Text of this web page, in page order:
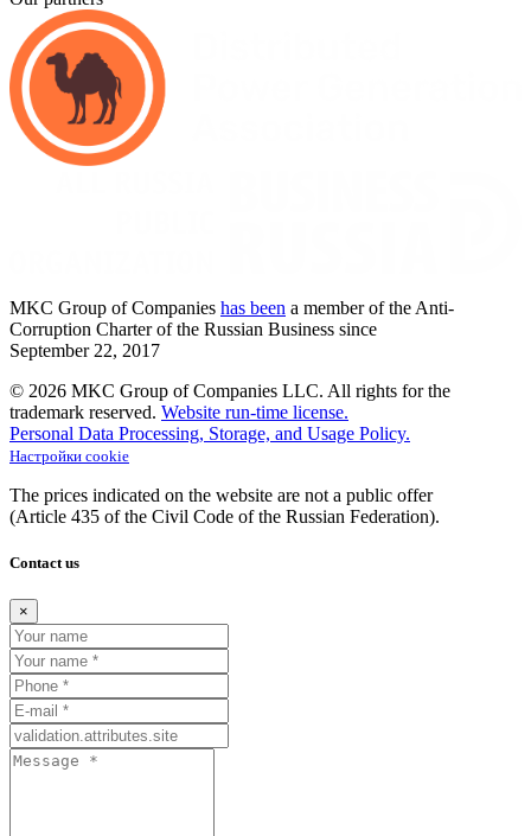
MKC Group of Companies has been a member of the Anti-
Corruption Charter of the Russian Business since
September 22, 2017
© 2026 MKC Group of Companies LLC. All rights for the
trademark reserved. Website run-time license.
Personal Data Processing, Storage, and Usage Policy.
Настройки cookie
The prices indicated on the website are not a public offer
(Article 435 of the Civil Code of the Russian Federation).
Contact us
×